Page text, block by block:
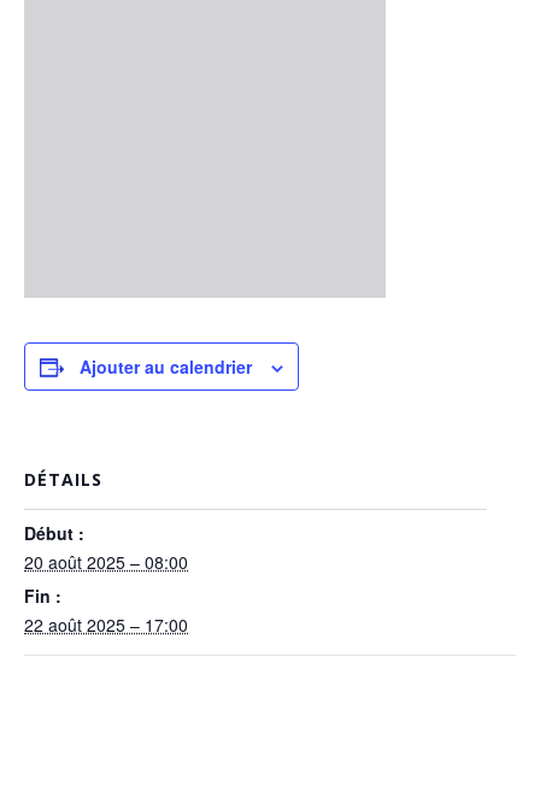
Ajouter au calendrier
DÉTAILS
Début :
20 août 2025 – 08:00
Fin :
22 août 2025 – 17:00